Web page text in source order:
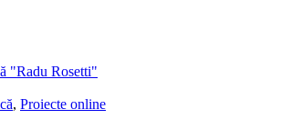
"Radu Rosetti"
, Proiecte online